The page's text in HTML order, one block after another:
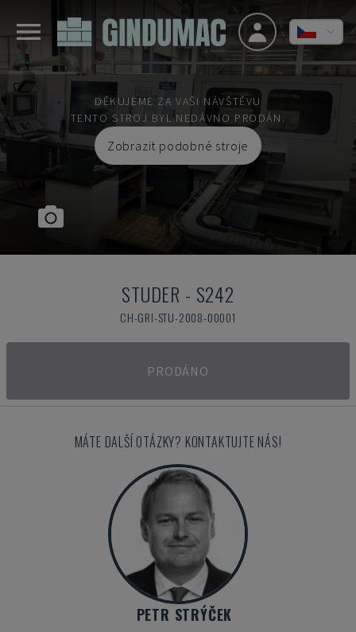
DĚKUJEME ZA VAŠI NÁVŠTĚVU
TENTO STROJ BYL NEDÁVNO PRODÁN.
Zobrazit podobné stroje
STUDER - S242
CH-GRI-STU-2008-00001
PRODÁNO
MÁTE DALŠÍ OTÁZKY? KONTAKTUJTE NÁS!
PETR STRÝČEK